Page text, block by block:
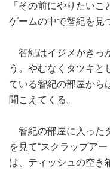
「その前にやりたいこ
ゲームの中で智紀を見
智紀はイジメがきっ
う。やむなくタツキと
ている智紀の部屋から
聞こえてくる。
智紀の部屋に入った
を見て“スクラップア
は、ティッシュの空き